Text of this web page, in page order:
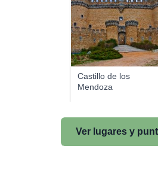
Castillo de los
Mendoza
Ver lugares y